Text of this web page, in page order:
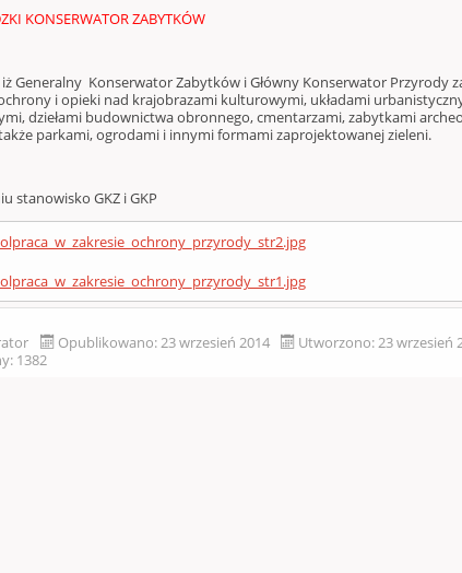
KONSERWATOR ZABYTKÓW
Generalny Konserwator Zabytków i Główny Konserwator Przyrody
i opieki nad krajobrazami kulturowymi, układami
dziełami budownictwa obronnego, cmentarzami, zabytkami
parkami, ogrodami i innymi formami zaprojektowanej zieleni.
stanowisko GKZ i GKP
Opublikowano: 23 wrzesień 2014 Utworzono: 23 wrzesień
1382